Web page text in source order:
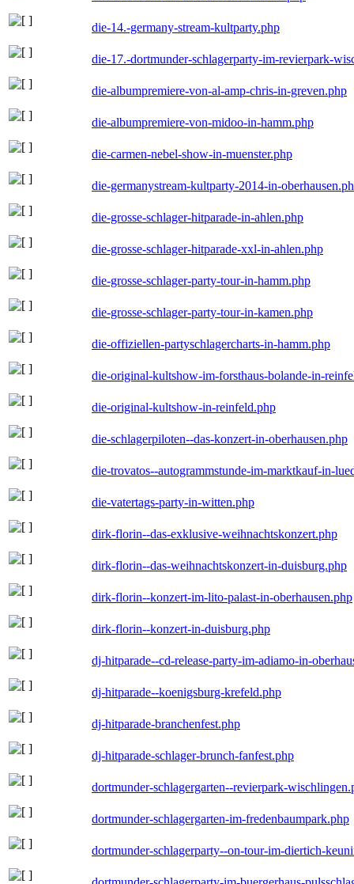
die-14.-germany-stream-kultparty.php
die-17.-dortmunder-schlagerparty-im-revierpark-
die-albumpremiere-von-al-amp-chris-in-greven.php
die-albumpremiere-von-midoo-in-hamm.php
die-carmen-nebel-show-in-muenster.php
die-germanystream-kultparty-2014-in-
die-grosse-schlager-hitparade-in-ahlen.php
die-grosse-schlager-hitparade-xxl-in-ahlen.php
die-grosse-schlager-party-tour-in-hamm.php
die-grosse-schlager-party-tour-in-kamen.php
die-offiziellen-partyschlagercharts-in-hamm.php
die-original-kultshow-im-forsthaus-bolande-in-
die-original-kultshow-in-reinfeld.php
die-schlagerpiloten--das-konzert-in-oberhausen.php
die-trovatos--autogrammstunde-im-marktkauf-in-
die-vatertags-party-in-witten.php
dirk-florin--das-exklusive-weihnachtskonzert.php
dirk-florin--das-weihnachtskonzert-in-duisburg.php
dirk-florin--konzert-im-lito-palast-in-oberhausen.php
dirk-florin--konzert-in-duisburg.php
dj-hitparade--cd-release-party-im-adiamo-in-
dj-hitparade--koenigsburg-krefeld.php
dj-hitparade-branchenfest.php
dj-hitparade-schlager-brunch-fanfest.php
dortmunder-schlagergarten--revierpark-
dortmunder-schlagergarten-im-fredenbaumpark.php
dortmunder-schlagerparty--on-tour-im-diertich-